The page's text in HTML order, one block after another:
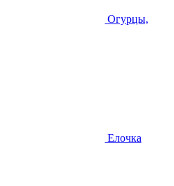
Огурцы,
Елочка